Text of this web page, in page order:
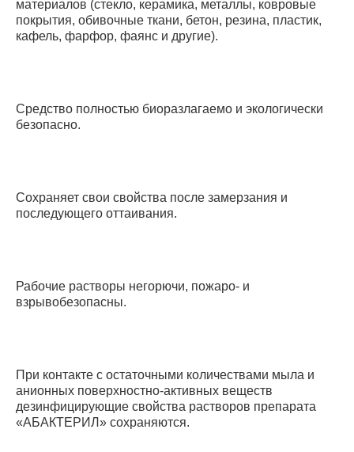
материалов (стекло, керамика, металлы, ковровые
покрытия, обивочные ткани, бетон, резина, пластик,
кафель, фарфор, фаянс и другие).
Средство полностью биоразлагаемо и экологически
безопасно.
Сохраняет свои свойства после замерзания и
последующего оттаивания.
Рабочие растворы негорючи, пожаро- и
взрывобезопасны.
При контакте с остаточными количествами мыла и
анионных поверхностно-активных веществ
дезинфицирующие свойства растворов препарата
«АБАКТЕРИЛ» сохраняются.